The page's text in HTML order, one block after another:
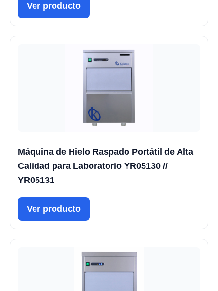
Ver producto
Máquina de Hielo Raspado Portátil de Alta
Calidad para Laboratorio YR05130 //
YR05131
Ver producto